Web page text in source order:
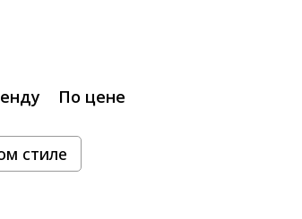
По цене
стиле